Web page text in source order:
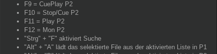
F9 = CuePlay P2
F10 = Stop/Cue P2
F11 = Play P2
F12 = Mon P2
"Strg" + "F" aktiviert Suche
"Alt" + "A" lädt das selektierte File aus der aktivierten Liste in P1